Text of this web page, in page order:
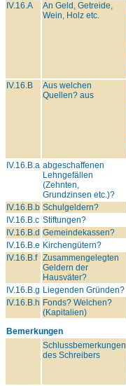
IV.16.A
An Geld, Getreide,
Wein, Holz etc.
IV.16.B
Aus welchen
Quellen? aus
IV.16.B.a abgeschaffenen
Lehngefällen
(Zehnten,
Grundzinsen etc.)?
IV.16.B.b Schulgeldern?
IV.16.B.c Stiftungen?
IV.16.B.d Gemeindekassen?
IV.16.B.e Kirchengütern?
IV.16.B.f Zusammengelegten
Geldern der
Hausväter?
IV.16.B.g Liegenden Gründen?
IV.16.B.h Fonds? Welchen?
(Kapitalien)
Bemerkungen
Schlussbemerkungen
des Schreibers